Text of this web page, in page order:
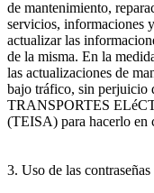
de mantenimiento,
servicios, informaciones
actualizar las
de la misma. En la
las actualizaciones de
bajo tráfico, sin perjuicio
TRANSPORTES
(TEISA) para hacerlo en
3. Uso de las contraseñas